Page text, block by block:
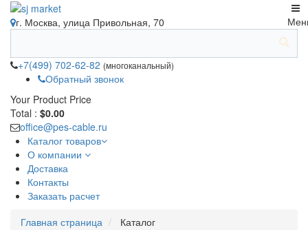
г. Москва, улица Привольная, 70
+7(499) 702-62-82 (многоканальный)
Обратный звонок
Your Product Price
Total : $0.00
office@pes-cable.ru
Каталог товаров
О компании
Доставка
Контакты
Заказать расчет
Главная страница Каталог